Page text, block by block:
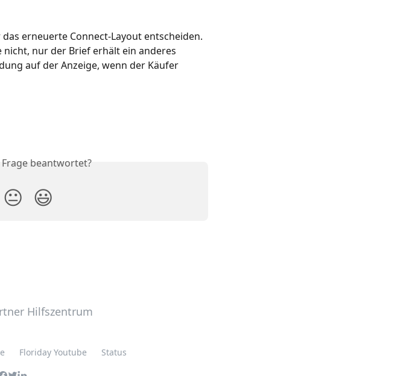
erneuerte Connect-Layout entscheiden.
nur der Brief erhält ein anderes
auf der Anzeige, wenn der Käufer
beantwortet?
😐 😃
Floriday Youtube Status